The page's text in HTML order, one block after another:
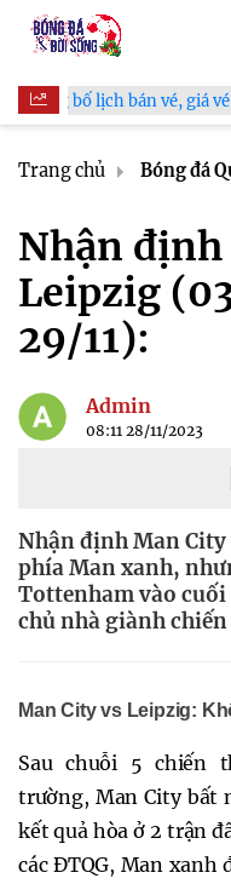
bán vé, giá vé bán kết
Trang chủ Bóng đá
Nhận
Leipzig
29/11):
Admin
08:11 28/11/2023
Nhận định Man
phía Man xanh,
Tottenham vào
chủ nhà giành
Man City vs Leipzig:
Sau chuỗi 5 chiến
trường, Man City bất
kết quả hòa ở 2 trận
các ĐTQG, Man xanh